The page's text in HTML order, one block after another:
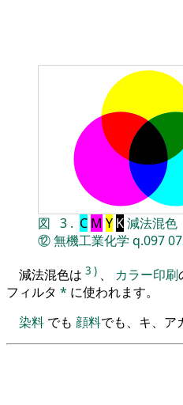
図 3 . C M Y K減法混色
⑫無機工業化学 q.097
減法混色は 3 ) 、 カラー印刷
フィルタ * に使われます。
染料 でも 顔料でも、キ、ア